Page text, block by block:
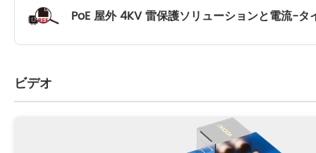
PoE 屋外 4KV 雷保護ソリューションと電流-タ
ビデオ